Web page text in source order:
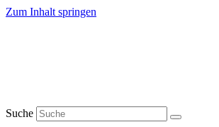
Zum Inhalt springen
Suche